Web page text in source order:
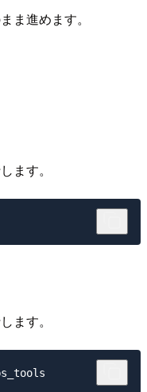
ま進めます。
ます。
ます。